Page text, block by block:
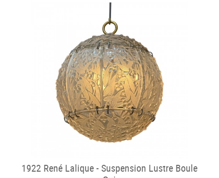
1922 René Lalique - Suspension Lustre Boule